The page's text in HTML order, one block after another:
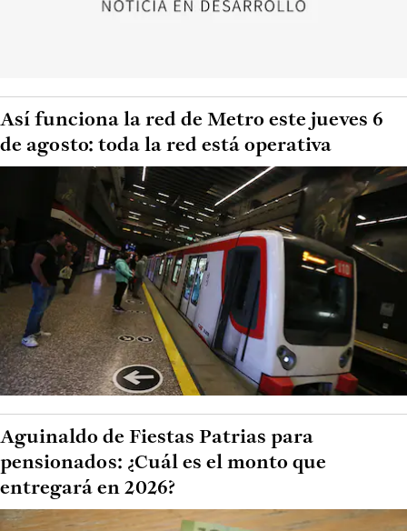
Así funciona la red de Metro este jueves 6
de agosto: toda la red está operativa
Aguinaldo de Fiestas Patrias para
pensionados: ¿Cuál es el monto que
entregará en 2026?